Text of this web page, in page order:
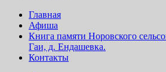
Главная
Афиша
Книга памяти Норовского
Гаи, д. Ендашевка.
Контакты